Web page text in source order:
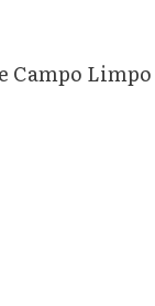
Campo Limpo